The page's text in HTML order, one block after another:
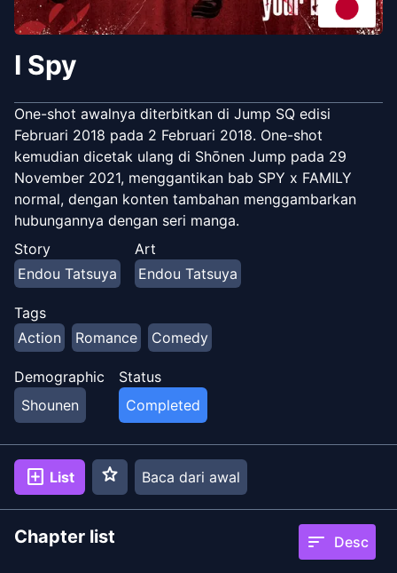
I Spy
One-shot awalnya diterbitkan di Jump SQ edisi
Februari 2018 pada 2 Februari 2018. One-shot
kemudian dicetak ulang di Shōnen Jump pada 29
November 2021, menggantikan bab SPY x FAMILY
normal, dengan konten tambahan menggambarkan
hubungannya dengan seri manga.
Story
Endou Tatsuya
Art
Endou Tatsuya
Tags
Action
Romance Comedy
Demographic
Shounen
Status
Completed
add_box List star Baca dari awal
Chapter list sort Desc